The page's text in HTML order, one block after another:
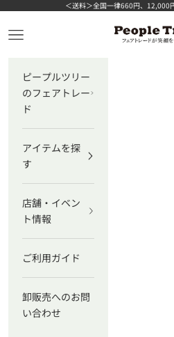
コンテンツへスキップ＜送料＞全国一律660円、12,000
ピープルツ
メニューを開く
ピープルツリー
のフェアトレー
ド
アイテムを探
す
店舗・イベン
ト情報
ご利用ガイド
卸販売へのお問
い合わせ